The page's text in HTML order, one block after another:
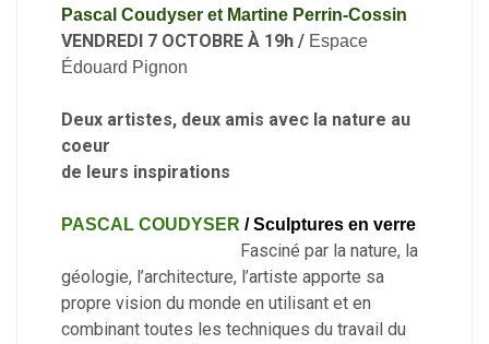
Pascal Coudyser et Martine Perrin-Cossin
VENDREDI 7 OCTOBRE À 19h / Espace
Édouard Pignon
Deux artistes, deux amis avec la nature au
coeur
de leurs inspirations
PASCAL COUDYSER / Sculptures en verre
Fasciné par la nature, la
géologie, l’architecture, l’artiste apporte sa
propre vision du monde en utilisant et en
combinant toutes les techniques du travail du